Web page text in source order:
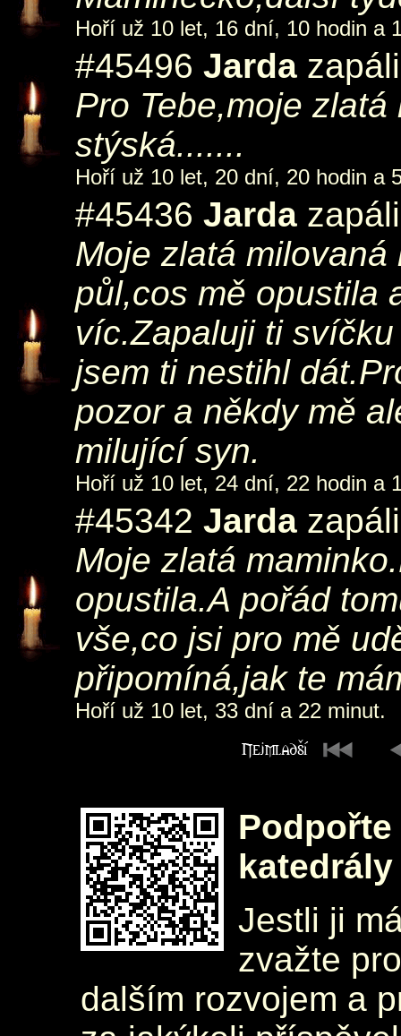
Hoří už 10 let, 16 dní, 10 hodin a
#45496 Jarda
Pro Tebe,moje
stýská.......
Hoří už 10 let, 20 dní, 20 hodin a
#45436 Jarda
Moje zlatá
půl,cos mě opustila
víc.Zapaluji ti
jsem ti nestihl
pozor a někdy mě
milující syn.
Hoří už 10 let, 24 dní, 22 hodin a
#45342 Jarda
Moje zlatá
opustila.A pořád
vše,co jsi pro mě
připomíná,jak te
Hoří už 10 let, 33 dní a 22 minut.
katedrály
Jestli ji
zvažte
dalším rozvojem a